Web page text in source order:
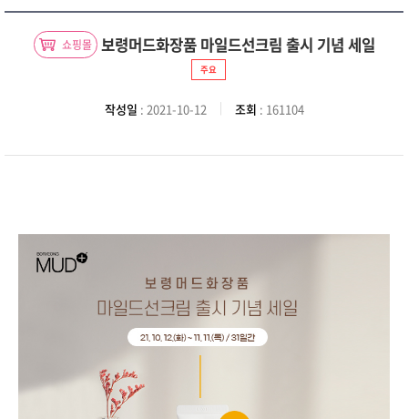
쇼핑몰 보령머드화장품 마일드선크림 출시 기념 세일
주요
작성일 : 2021-10-12 조회 : 161104